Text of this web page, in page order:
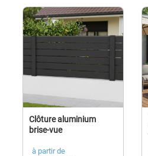
Clôture aluminium
brise-vue
à partir de